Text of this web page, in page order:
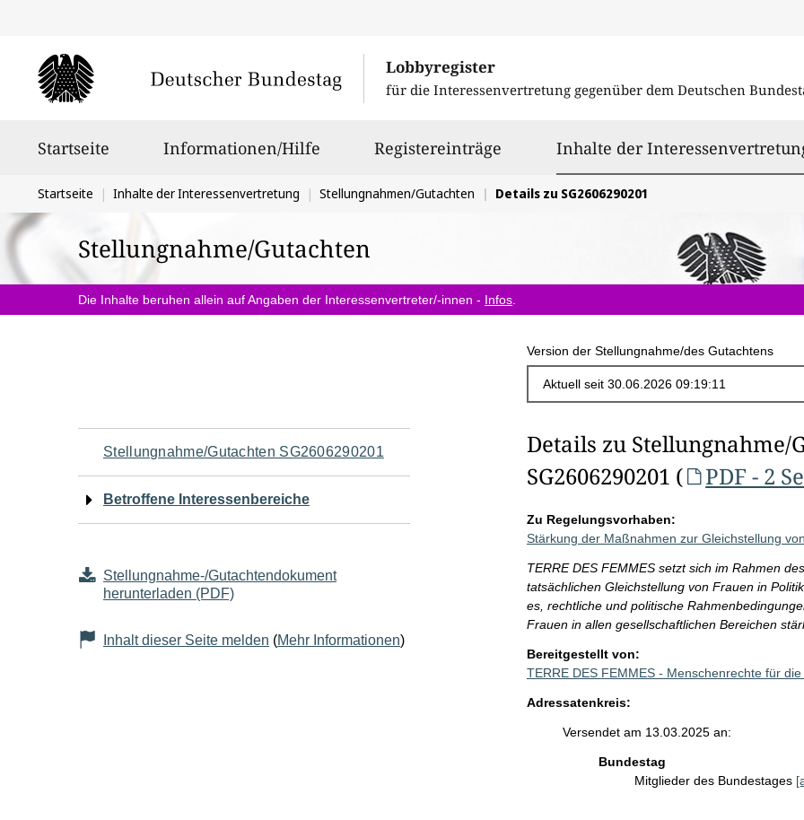
Lobbyregister
für die Interessenvertretung gegenüber dem Deutschen
Startseite Informationen/Hilfe Registereinträge Inhalte der
Sie
befinden
sich
hier:
Startseite Inhalte der Interessenvertretung Stellungnahmen/Gutachten Details zu SG2606290201
Stellungnahme/Gutachten
Die Inhalte beruhen allein auf Angaben der Interessenvertreter/-innen - Infos
Version der Stellungnahme/des Gutachtens
Navigation
für
Seiteninhalt
Stellungnahme/Gutachten SG2606290201
Betroffene Interessenbereiche
Stellungnahme-/Gutachtendokument
herunterladen (PDF)
Inhalt dieser Seite melden (Mehr Informationen)
Details zu Stellungnahme/
SG2606290201 (
PDF - 2
Zu Regelungsvorhaben:
Stärkung der Maßnahmen zur Gleichstellung
TERRE DES FEMMES setzt sich im Rahmen
tatsächlichen Gleichstellung von Frauen in
es, rechtliche und politische
Frauen in allen gesellschaftlichen Bereichen
Bereitgestellt von:
TERRE DES FEMMES - Menschenrechte für
Adressatenkreis:
Versendet am 13.03.2025 an:
Bundestag
Mitglieder des Bundestages